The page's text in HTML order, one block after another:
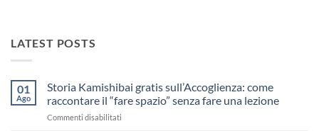
LATEST POSTS
01
Ago
Storia Kamishibai gratis sull’Accoglienza: come
raccontare il “fare spazio” senza fare una lezione
Commenti disabilitati